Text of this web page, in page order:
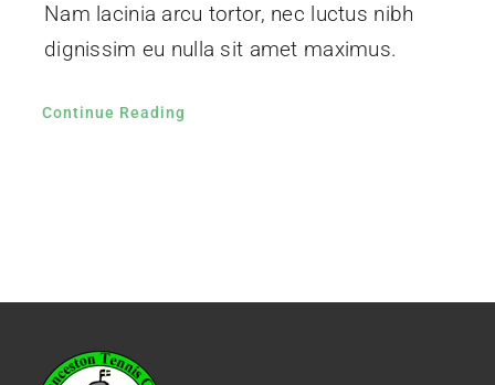
Nam lacinia arcu tortor, nec luctus nibh
dignissim eu nulla sit amet maximus.
Continue Reading